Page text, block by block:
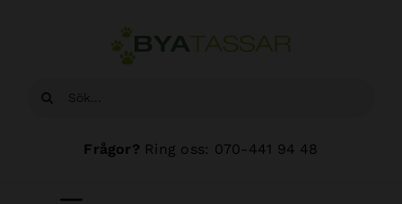
Sök
Frågor? Ring oss: 070-441 94 48